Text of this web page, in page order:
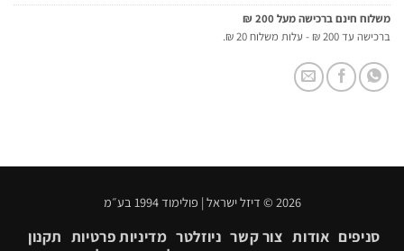
משלוח חינם ברכישה מעל 200 ₪
ברכישה עד 200 ₪ - עלות משלוח 20 ₪.
2026 © דיזל ישראל | פולימוד 1994 בע״מ
סניפים אודות צור קשר ניוזלטר מדיניות פרטיות תקנון